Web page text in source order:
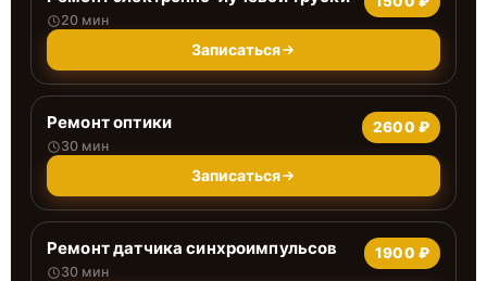
20 мин
Записаться
Ремонт оптики
30 мин
2600 ₽
Записаться
Ремонт датчика синхроимпульсов
30 мин
1900 ₽